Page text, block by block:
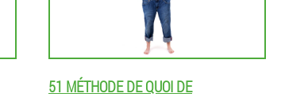
51 MÉTHODE DE QUOI DE